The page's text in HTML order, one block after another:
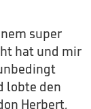
super
hat und mir
lobte den
Herbert,